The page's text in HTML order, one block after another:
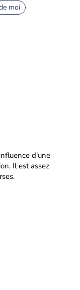
moi
d'une
Il est assez